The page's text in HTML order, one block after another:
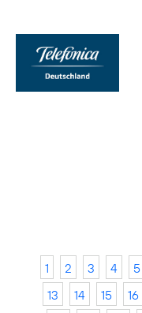
1 2 3 4 5
13
14 15 16